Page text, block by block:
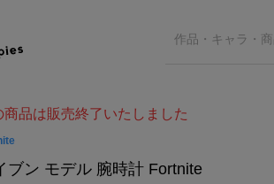
商品は販売終了いたしました
ブン モデル 腕時計 Fortnite